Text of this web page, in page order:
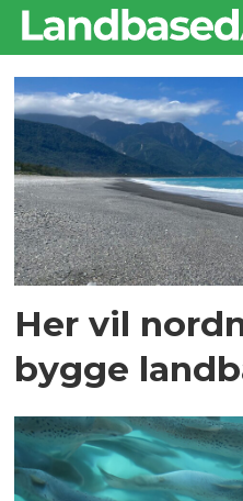
Tag:
taiwan
Her vil
bygge